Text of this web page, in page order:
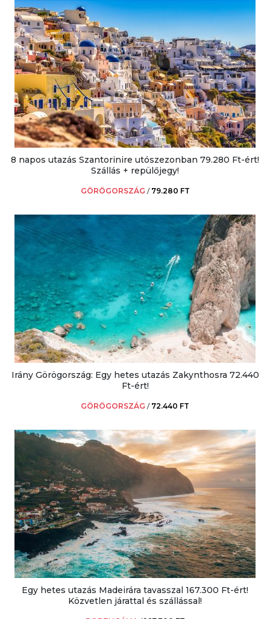
8 napos utazás Szantorinire utószezonban 79.280 Ft-ért!
Szállás + repülőjegy!
GÖRÖGORSZÁG / 79.280 FT
Irány Görögország: Egy hetes utazás Zakynthosra 72.440
Ft-ért!
GÖRÖGORSZÁG / 72.440 FT
Egy hetes utazás Madeirára tavasszal 167.300 Ft-ért!
Közvetlen járattal és szállással!